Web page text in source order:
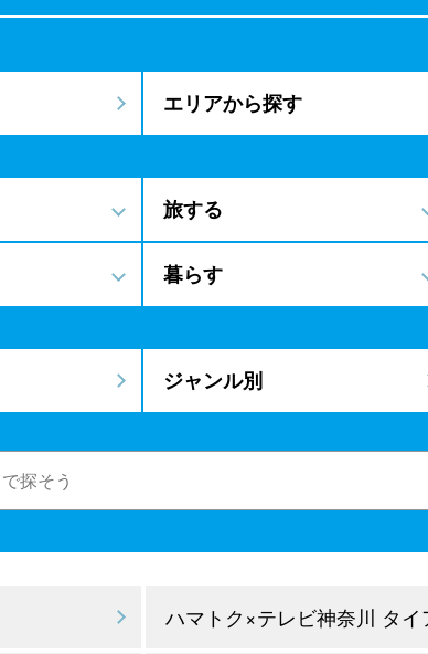
エリアから探す
旅する
暮らす
ジャンル別
ハマトク×テレビ神奈川 タ